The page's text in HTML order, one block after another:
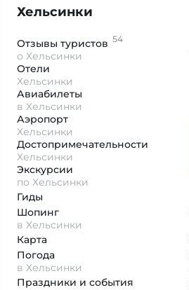
Хельсинки
Отзывы туристов 54
о Хельсинки
Отели
Хельсинки
Авиабилеты
в Хельсинки
Аэропорт
Хельсинки
Достопримеча­тельности
Хельсинки
Экскурсии
по Хельсинки
Гиды
Шопинг
в Хельсинки
Карта
Погода
в Хельсинки
Праздники и события